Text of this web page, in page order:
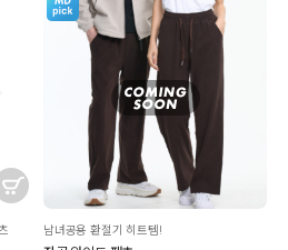
남녀공용 환절기 히트템!